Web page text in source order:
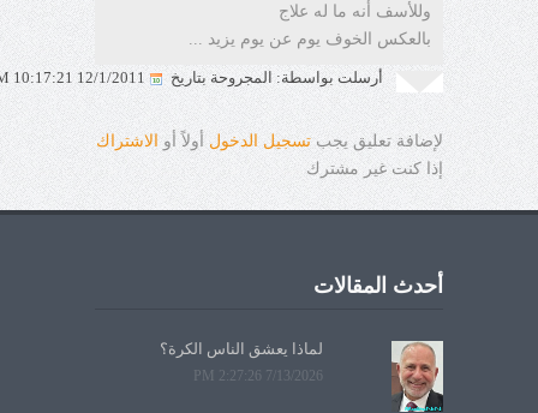
وللأسف أنه ما له علاج
بالعكس الخوف يوم عن يوم يزيد ...
أرسلت بواسطة: المجروحة بتاريخ 12/1/2011 10:17:21 PM
لإضافة تعليق يجب تسجيل الدخول أولاً أو
الاشتراك
إذا كنت غير مشترك
أحدث المقالات
لماذا يعشق الناس الكرة؟
7/13/2026 2:27:26 PM